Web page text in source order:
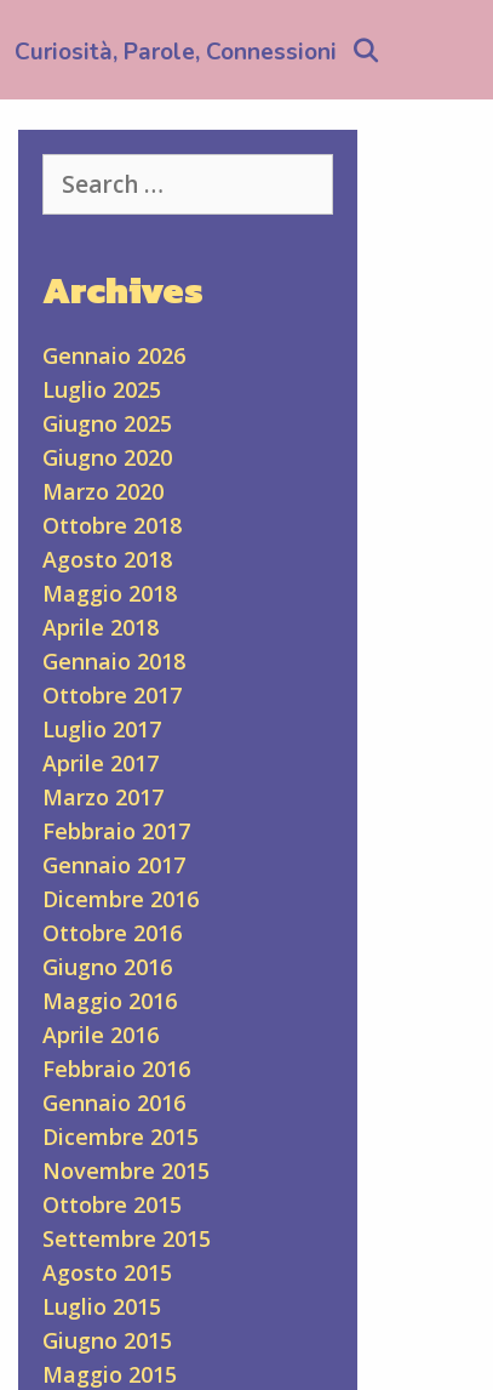
Curiosità, Parole, Connessioni
for:
Archives
Gennaio 2026
Luglio 2025
Giugno 2025
Giugno 2020
Marzo 2020
Ottobre 2018
Agosto 2018
Maggio 2018
Aprile 2018
Gennaio 2018
Ottobre 2017
Luglio 2017
Aprile 2017
Marzo 2017
Febbraio 2017
Gennaio 2017
Dicembre 2016
Ottobre 2016
Giugno 2016
Maggio 2016
Aprile 2016
Febbraio 2016
Gennaio 2016
Dicembre 2015
Novembre 2015
Ottobre 2015
Settembre 2015
Agosto 2015
Luglio 2015
Giugno 2015
Maggio 2015